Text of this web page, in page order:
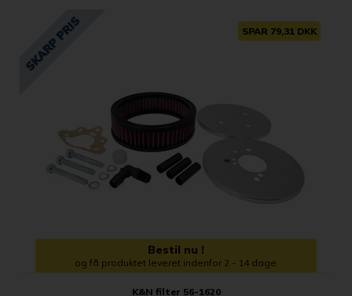
SPAR 79,31 DKK
Bestil nu !
og få produktet leveret indenfor 2 - 14 dage
K&N filter 56-1620